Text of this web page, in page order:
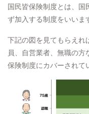
国民皆保険制度とは、
ず加入する制度をいいま
下記の図を見てもらえれ
員、自営業者、無職の
保険制度にカバーされて